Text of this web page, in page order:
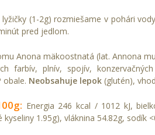
(1-2g) rozmiešame v pohári
pred jedlom.
Anona mäkoostnatá (lat. Annona
farbív, plnív, spojív,
obale. Neobsahuje lepok(glutén),
Energia 246 kcal / 1012 kJ,
1.95g), vláknina 54.82g, sodík